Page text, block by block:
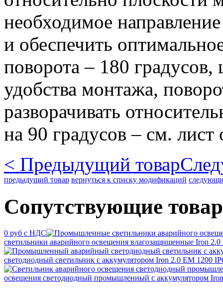
необходимое
и обеспечить
поворота – 180
удобства монтажа,
разворачивать
на 90 градусов – см. лист
< Предыдущий товар
предыдущий товар вернуться к списку модификаций
Сопутствующие
0 руб с НДС
светильники аварийного освещения влагозащищенные Iron
светодиодный светильник с аккумулятором Iron 2.0 EM 1200
освещения светодиодный промышленный с аккумулятором